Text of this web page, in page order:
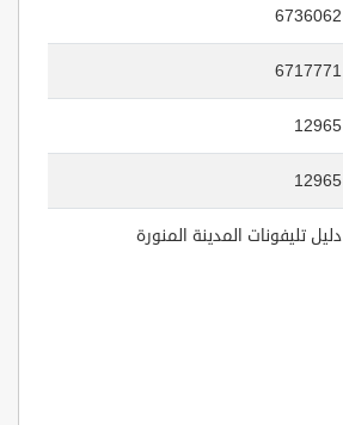
6736062
6717771
12965
12965
دليل تليفونات المدينة المنورة